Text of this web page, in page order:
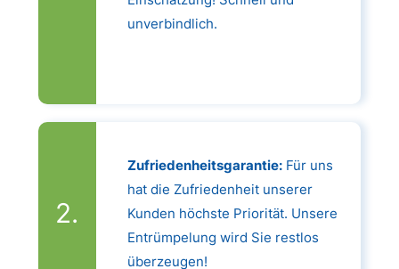
unverbindlich.
Zufriedenheitsgarantie:Für uns
hat die Zufriedenheit unserer
Kunden höchste Priorität. Unsere
Entrümpelung wird Sie restlos
überzeugen!